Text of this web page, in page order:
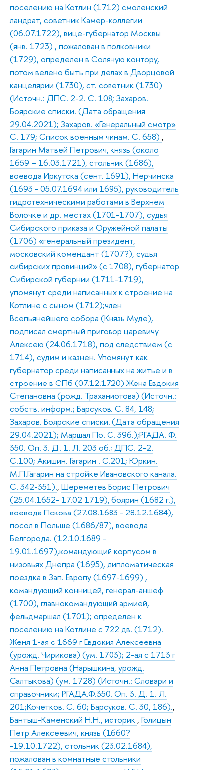
поселению на Котлин (1712) смоленский
ландрат, советник Камер-коллегии
(06.07.1722), вице-губернатор Москвы
(янв. 1723) , пожалован в полковники
(1729), определен в Соляную контору,
потом велено быть при делах в Дворцовой
канцелярии (1730), ст. советник (1730)
(Источн.: ДПС. 2-2. С. 108; Захаров.
Боярские списки. (Дата обращения
29.04.2021); Захаров. «Генеральный смотр»
С. 179; Список военным чинам. С. 658) ,
Гагарин Матвей Петрович, князь (около
1659 – 16.03.1721), стольник (1686),
воевода Иркутска (сент. 1691), Нерчинска
(1693 - 05.07.1694 или 1695), руководитель
гидротехническими работами в Верхнем
Волочке и др. местах (1701-1707), судья
Сибирского приказа и Оружейной палаты
(1706) «генеральный президент,
московский комендант (1707?), судья
сибирских провинций» (с 1708), губернатор
Сибирской губернии (1711-1719),
упомянут среди написанных к строение на
Котлине с сыном (1712);член
Всепьянейшего собора (Князь Муде),
подписал смертный приговор царевичу
Алексею (24.06.1718), под следствием (с
1714), судим и казнен. Упомянут как
губернатор среди написанных на житье и в
строение в СПб (07.12.1720) Жена Евдокия
Степановна (рожд. Траханиотова) (Источн.:
собств. информ.; Барсуков. С. 84, 148;
Захаров. Боярские списки. (Дата обращения
29.04.2021); Маршал По. С. 396.);РГАДА. Ф.
350. Оп. 3. Д. 1. Л. 203 об.; ДПС. 2-2.
С.100; Акишин. Гагарин . С.201; Юркин.
М.П.Гагарин на стройке Ивановского канала.
С. 342-351)., Шереметев Борис Петрович
(25.04.1652- 17.02 1719), боярин (1682 г.),
воевода Пскова (27.08.1683 - 28.12.1684),
посол в Польше (1686/87), воевода
Белгорода. (12.10.1689 -
19.01.1697),командующий корпусом в
низовьях Днепра (1695), дипломатическая
поездка в Зап. Европу (1697-1699) ,
командующий конницей, генерал-аншеф
(1700), главнокомандующий армией,
фельдмаршал (1701); определен к
поселению на Котлине с 722 дв. (1712).
Женя 1-ая с 1669 г Евдокия Алексеевна
(урожд. Чирикова) (ум. 1703); 2-ая с 1713 г
Анна Петровна (Нарышкина, урожд.
Салтыкова) (ум. 1728) (Источн.: Словари и
справочники; РГАДА.Ф.350. Оп. 3. Д. 1. Л.
201;Кочетков. С. 60; Барсуков. С. 30, 186).,
Бантыш-Каменский Н.Н., историк , Голицын
Петр Алексеевич, князь (1660?
-19.10.1722), стольник (23.02.1684),
пожалован в комнатные стольники